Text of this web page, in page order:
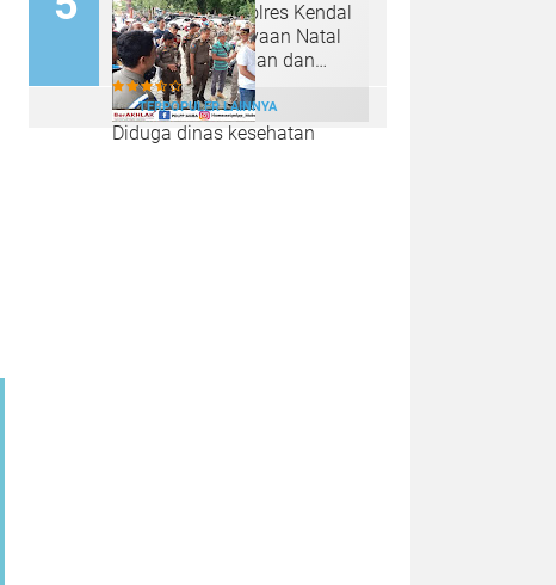
Tim Sterilisasi Polres Kendal
Siap Kawal Perayaan Natal
2024 dengan Aman dan
Kondusif
Diduga dinas kesehatan
TERPOPULER LAINNYA